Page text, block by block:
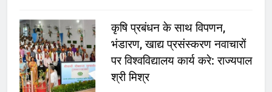
कृषि प्रबंधन के साथ विपणन,
भंडारण, खाद्य प्रसंस्करण नवाचारों
पर विश्वविद्यालय कार्य करे: राज्यपाल
श्री मिश्र